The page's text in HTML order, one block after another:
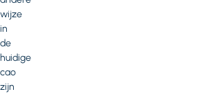
wijze
in
de
huidige
cao
zijn